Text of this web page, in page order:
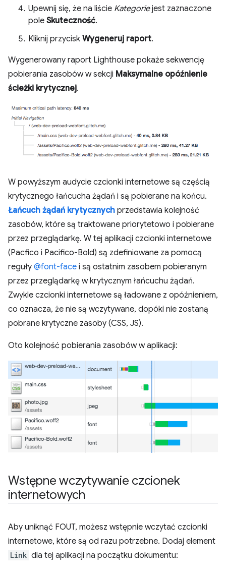
Upewnij się, że na liście Kategoriejest zaznaczone
pole Skuteczność.
Kliknij przycisk Wygeneruj raport.
Wygenerowany raport Lighthouse pokaże sekwencję
pobierania zasobów w sekcji Maksymalne opóźnienie
ścieżki krytycznej.
W powyższym audycie czcionki internetowe są częścią
krytycznego łańcucha żądań i są pobierane na końcu.
Łańcuch żądań krytycznych przedstawia kolejność
zasobów, które są traktowane priorytetowo i pobierane
przez przeglądarkę. W tej aplikacji czcionki internetowe
(Pacfico i Pacifico-Bold) są zdefiniowane za pomocą
reguły @font-face i są ostatnim zasobem pobieranym
przez przeglądarkę w krytycznym łańcuchu żądań.
Zwykle czcionki internetowe są ładowane z opóźnieniem,
co oznacza, że nie są wczytywane, dopóki nie zostaną
pobrane krytyczne zasoby (CSS, JS).
Oto kolejność pobierania zasobów w aplikacji:
Wstępne wczytywanie czcionek
internetowych
Aby uniknąć FOUT, możesz wstępnie wczytać czcionki
internetowe, które są od razu potrzebne. Dodaj element
Link dla tej aplikacji na początku dokumentu: